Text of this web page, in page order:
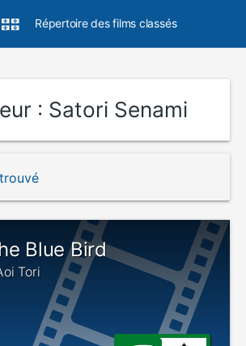
Répertoire des films classés
: Satori Senami
Blue Bird
Tori